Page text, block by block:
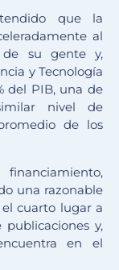
que la
al
su gente y,
y Tecnología
del PIB, una de
nivel de
de los
una razonable
cuarto lugar a
y,
en el